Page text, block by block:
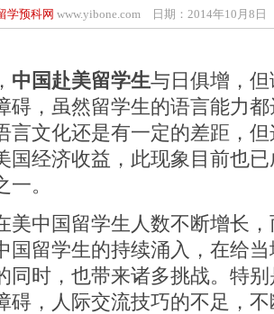
学预科网 www.yibone.com 日期：2014年10月8
中国赴美留学生与日俱增，
碍，虽然留学生的语言能力
言文化还是有一定的差距，
国经济收益，此现象目前也
。
中国留学生人数不断增长，
国留学生的持续涌入，在给
同时，也带来诸多挑战。特
碍，人际交流技巧的不足，